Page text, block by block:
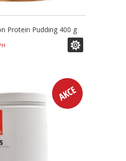
Protein Pudding 400 g